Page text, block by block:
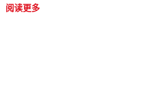
阅读更多